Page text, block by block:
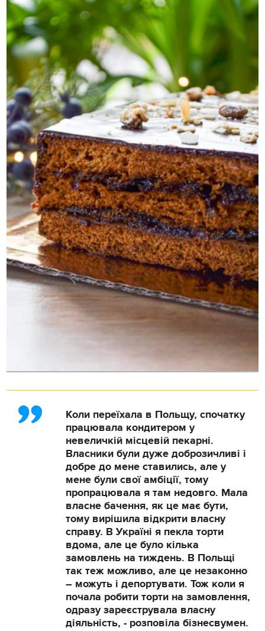
Коли переїхала в Польщу, спочатку
працювала кондитером у
невеличкій місцевій пекарні.
Власники були дуже доброзичливі і
добре до мене ставились, але у
мене були свої амбіції, тому
пропрацювала я там недовго. Мала
власне бачення, як це має бути,
тому вирішила відкрити власну
справу. В Україні я пекла торти
вдома, але це було кілька
замовлень на тиждень. В Польщі
так теж можливо, але це незаконно
– можуть і депортувати. Тож коли я
почала робити торти на замовлення,
одразу зареєструвала власну
діяльність, - розповіла бізнесвумен.